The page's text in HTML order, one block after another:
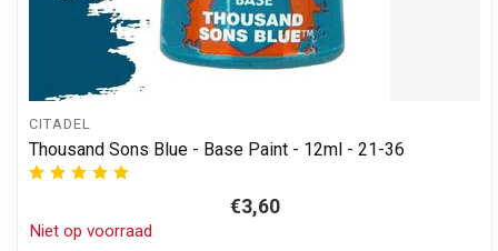
CITADEL
Thousand Sons Blue - Base Paint - 12ml - 21-36
€3,60
Niet op voorraad